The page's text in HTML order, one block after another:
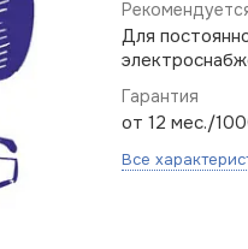
Для
Гарантия
от 12 мес./
Все